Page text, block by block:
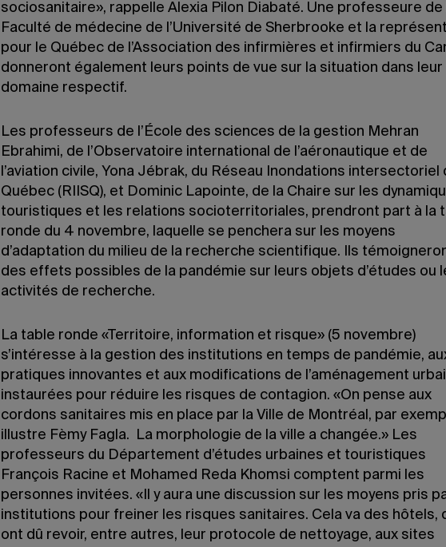
sociosanitaire», rappelle Alexia Pilon Diabaté. Une professeure de
Faculté de médecine de l’Université de Sherbrooke et la
pour le Québec de l’Association des infirmières et infirmiers du
donneront également leurs points de vue sur la situation dans leur
domaine respectif.
Les professeurs de l’École des sciences de la gestion Mehran
Ebrahimi, de l’Observatoire international de l’aéronautique et de
l’aviation civile, Yona Jébrak, du Réseau Inondations intersectoriel
Québec (RIISQ), et Dominic Lapointe, de la Chaire sur les
touristiques et les relations socioterritoriales, prendront part à la
ronde du 4 novembre, laquelle se penchera sur les moyens
d’adaptation du milieu de la recherche scientifique. Ils
des effets possibles de la pandémie sur leurs objets d’études ou
activités de recherche.
La table ronde «Territoire, information et risque» (5 novembre)
s’intéresse à la gestion des institutions en temps de pandémie,
pratiques innovantes et aux modifications de l’aménagement
instaurées pour réduire les risques de contagion. «On pense aux
cordons sanitaires mis en place par la Ville de Montréal, par
illustre Fèmy Fagla. La morphologie de la ville a changée.» Les
professeurs du Département d’études urbaines et touristiques
François Racine et Mohamed Reda Khomsi comptent parmi les
personnes invitées. «Il y aura une discussion sur les moyens pris
institutions pour freiner les risques sanitaires. Cela va des hôtels,
ont dû revoir, entre autres, leur protocole de nettoyage, aux sites